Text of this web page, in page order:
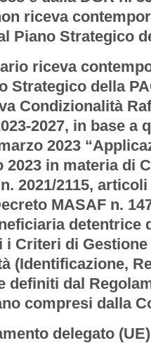
riceva
Piano Strategico
riceva
Strategico della
Condizionalità
2027, in base a
2023
2023 in materia di
2021/2115,
MASAF n.
detentrice
Criteri di Gestione
(Identificazione,
definiti dal
compresi dalla
delegato